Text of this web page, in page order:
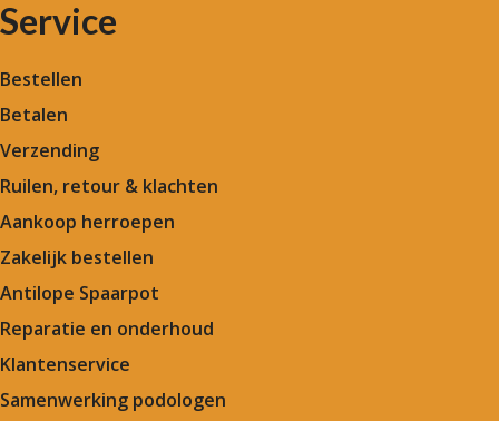
Service
Bestellen
Betalen
Verzending
Ruilen, retour & klachten
Aankoop herroepen
Zakelijk bestellen
Antilope Spaarpot
Reparatie en onderhoud
Klantenservice
Samenwerking podologen